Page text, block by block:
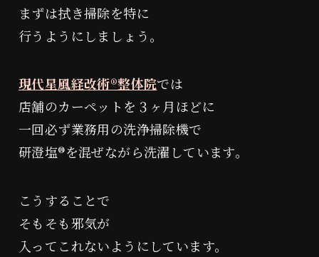
まずは拭き掃除を特に
行うようにしましょう。
現代星風経改術®︎整体院では
店舗のカーペットを３ヶ月ほどに
一回必ず業務用の洗浄掃除機で
研澄塩®︎を混ぜながら洗濯しています。
こうすることで
そもそも邪気が
入ってこれないようにしています。